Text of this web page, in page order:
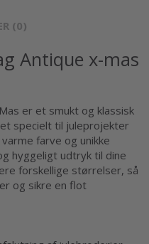
(0)
Antique x-mas
er et smukt og klassisk
specielt til juleprojekter
farve og unikke
hyggeligt udtryk til dine
forskellige størrelser, så
og sikre en flot